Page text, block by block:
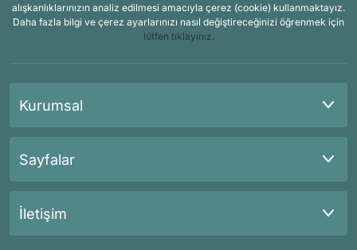
alışkanlıklarınızın analiz edilmesi amacıyla çerez (cookie) kullanmaktayız.
Daha fazla bilgi ve çerez ayarlarınızı nasıl değiştireceğinizi öğrenmek için
lütfen tıklayınız.
Kurumsal
Sayfalar
İletişim